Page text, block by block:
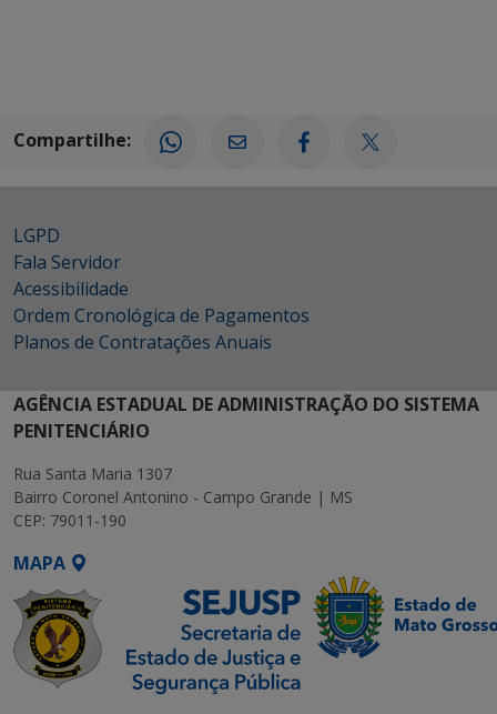
Compartilhe:
LGPD
Fala Servidor
Acessibilidade
Ordem Cronológica de Pagamentos
Planos de Contratações Anuais
AGÊNCIA ESTADUAL DE ADMINISTRAÇÃO DO SISTEMA
PENITENCIÁRIO
Rua Santa Maria 1307
Bairro Coronel Antonino - Campo Grande | MS
CEP: 79011-190
MAPA